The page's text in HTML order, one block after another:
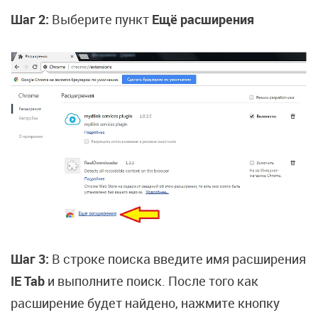
Шаг 2: Выберите пункт Ещё расширения
Шаг 3: В строке поиска введите имя расширения
IE Tab и выполните поиск. После того как
расширение будет найдено, нажмите кнопку